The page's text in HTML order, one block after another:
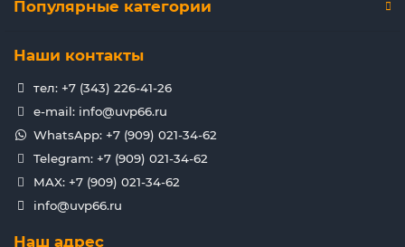
Популярные категории
Наши контакты
тел: +7 (343) 226-41-26
e-mail: info@uvp66.ru
WhatsApp: +7 (909) 021-34-62
Telegram: +7 (909) 021-34-62
MAX: +7 (909) 021-34-62
info@uvp66.ru
Наш адрес